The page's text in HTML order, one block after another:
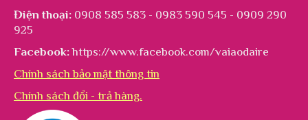
Điện thoại: 0908 585 583 - 0983 590 545 - 0909 290
925
Facebook: https://www.facebook.com/vaiaodaire
Chính sách bảo mật thông tin
Chính sách đổi - trả hàng.